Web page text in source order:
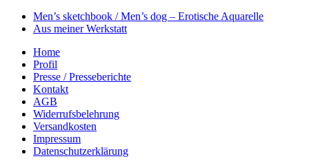
Men’s sketchbook / Men’s dog – Erotische Aquarelle
Aus meiner Werkstatt
Home
Profil
Presse / Presseberichte
Kontakt
AGB
Widerrufsbelehrung
Versandkosten
Impressum
Datenschutzerklärung